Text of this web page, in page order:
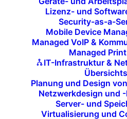
Lizenz- und
Security-as-a-
Mobile Device
Managed VoIP &
Managed
IT-Infrastruktur &
Planung und Design
Netzwerkdesign und
Server- und
Virtualisierung und
JETZT KONTAKT AUFNEHMEN